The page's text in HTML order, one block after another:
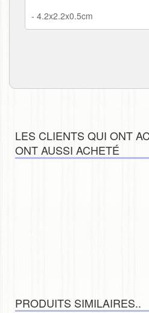
- 4.2x2.2x0.5cm
LES CLIENTS QUI ONT
ONT AUSSI ACHETÉ
PRODUITS SIMILAIRES..